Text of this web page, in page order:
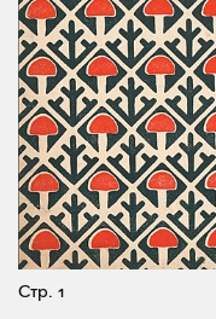
Стр. 1